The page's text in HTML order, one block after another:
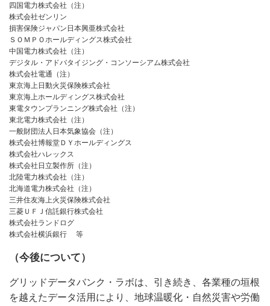
四国電力株式会社（注）
株式会社ゼンリン
損害保険ジャパン日本興亜株式会社
ＳＯＭＰＯホールディングス株式会社
中国電力株式会社（注）
デジタル・アドバタイジング・コンソーシアム株式会社
株式会社電通（注）
東京海上日動火災保険株式会社
東京海上ホールディングス株式会社
東電タウンプランニング株式会社（注）
東北電力株式会社（注）
一般財団法人日本気象協会（注）
株式会社博報堂ＤＹホールディングス
株式会社ハレックス
株式会社日立製作所（注）
北陸電力株式会社（注）
北海道電力株式会社（注）
三井住友海上火災保険株式会社
三菱ＵＦＪ信託銀行株式会社
株式会社ランドログ
株式会社横浜銀行 等
（今後について）
グリッドデータバンク・ラボは、引き続き、各業種の垣根
を越えたデータ活用により、地球温暖化・自然災害や労働